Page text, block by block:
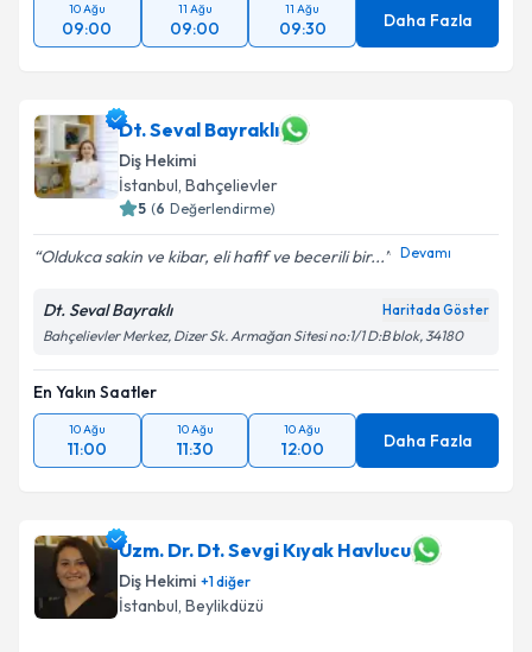
10 Ağu
09:00
11 Ağu
09:00
11 Ağu
09:30 Daha Fazla
Dt. Seval Bayraklı
Diş Hekimi
İstanbul, Bahçelievler
5 (6 Değerlendirme)
Oldukca sakin ve kibar, eli hafif ve becerili bir... Devamı
Dt. Seval Bayraklı Haritada Göster
Bahçelievler Merkez, Dizer Sk. Armağan Sitesi no:1/1 D:B blok, 34180
En Yakın Saatler
10 Ağu
11:00
10 Ağu
11:30
10 Ağu
12:00 Daha Fazla
Uzm. Dr. Dt. Sevgi Kıyak Havlucu
Diş Hekimi +1diğer
İstanbul, Beylikdüzü